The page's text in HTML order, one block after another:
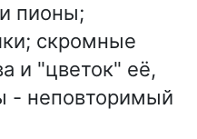
пионы;
скромные
и "цветок" её,
- неповторимый